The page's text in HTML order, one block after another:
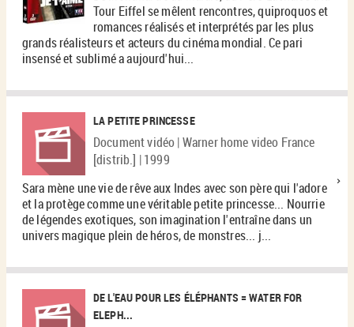
Tour Eiffel se mêlent rencontres, quiproquos et
romances réalisés et interprétés par les plus
grands réalisteurs et acteurs du cinéma mondial. Ce pari
insensé et sublimé a aujourd'hui...
LA PETITE PRINCESSE
Document vidéo | Warner home video France
[distrib.] | 1999
Sara mène une vie de rêve aux Indes avec son père qui l'adore
et la protège comme une véritable petite princesse... Nourrie
de légendes exotiques, son imagination l'entraîne dans un
univers magique plein de héros, de monstres... j...
DE L'EAU POUR LES ÉLÉPHANTS = WATER FOR
ELEPH...